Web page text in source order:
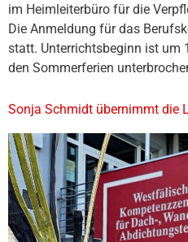
im Heimleiterbüro für die
Die Anmeldung für das
statt. Unterrichtsbeginn ist um
den Sommerferien
Sonja Schmidt übernimmt die